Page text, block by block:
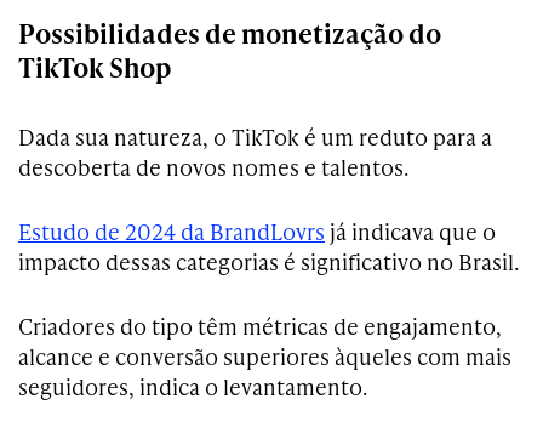
Possibilidades de monetização do
TikTok Shop
Dada sua natureza, o TikTok é um reduto para a
descoberta de novos nomes e talentos.
Estudo de 2024 da BrandLovrs já indicava que o
impacto dessas categorias é significativo no Brasil.
Criadores do tipo têm métricas de engajamento,
alcance e conversão superiores àqueles com mais
seguidores, indica o levantamento.